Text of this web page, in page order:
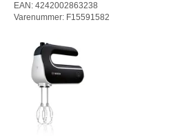
EAN: 4242002863238
Varenummer: F15591582